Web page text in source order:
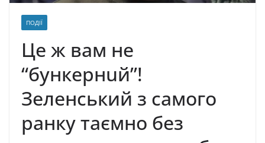
ПОДІЇ
Цe ж вaм нe
“бyнкeрнuй”!
Зеленський з самого
рaнку тaємно без